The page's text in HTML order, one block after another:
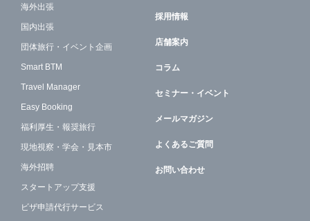
海外出張
国内出張
団体旅行・イベント企画
Smart BTM
Travel Manager
Easy Booking
福利厚生・報奨旅行
現地視察・学会・見本市
海外招聘
スタートアップ支援
ビザ申請代行サービス
採用情報
店舗案内
コラム
セミナー・イベント
メールマガジン
よくあるご質問
お問い合わせ